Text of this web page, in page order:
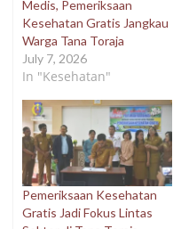
Medis, Pemeriksaan
Kesehatan Gratis Jangkau
Warga Tana Toraja
July 7, 2026
In "Kesehatan"
Pemeriksaan Kesehatan
Gratis Jadi Fokus Lintas